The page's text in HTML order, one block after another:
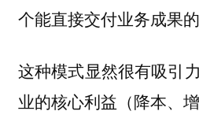
个能直接交付业务成果的
这种模式显然很有吸引
业的核心利益（降本、